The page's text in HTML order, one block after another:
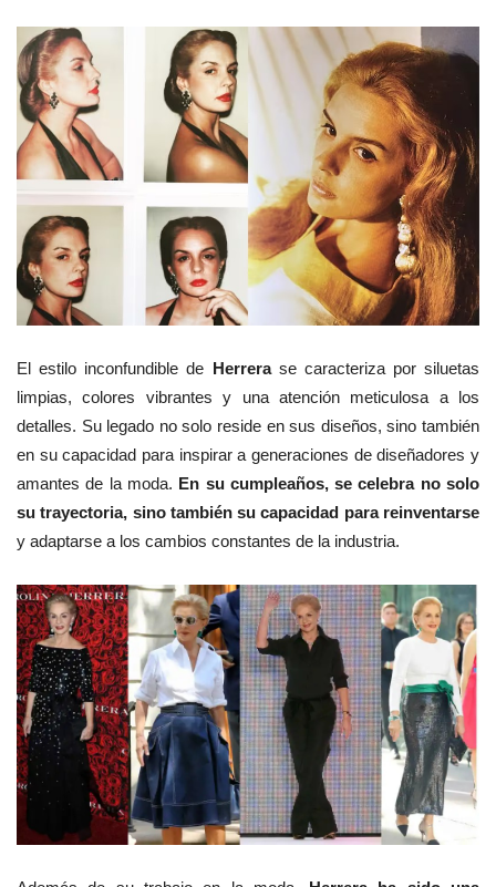
El estilo inconfundible de Herrera se caracteriza por siluetas
limpias, colores vibrantes y una atención meticulosa a los
detalles. Su legado no solo reside en sus diseños, sino también
en su capacidad para inspirar a generaciones de diseñadores y
amantes de la moda. En su cumpleaños, se celebra no solo
su trayectoria, sino también su capacidad para reinventarse
y adaptarse a los cambios constantes de la industria.